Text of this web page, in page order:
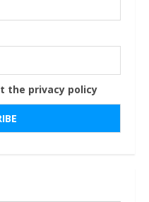
the privacy policy